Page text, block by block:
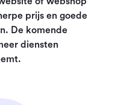
prijs en goede
De komende
diensten